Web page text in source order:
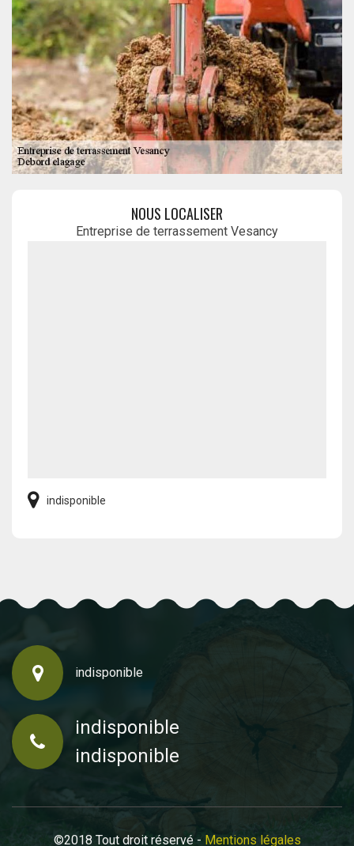
NOUS LOCALISER
Entreprise de terrassement Vesancy
indisponible
indisponible
indisponible
indisponible
©2018 Tout droit réservé - Mentions légales